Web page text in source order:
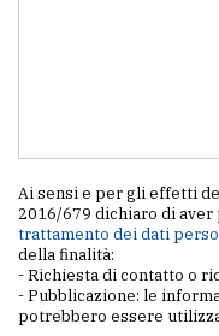
Ai sensi e per gli effetti
2016/679 dichiaro di aver
trattamento dei dati
della finalità:
- Richiesta di contatto o
- Pubblicazione: le
potrebbero essere